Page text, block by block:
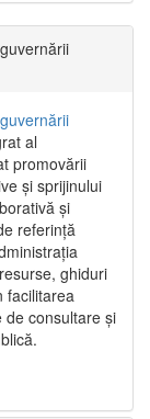
al
promovării
și sprijinului
și
referință
ghiduri
facilitarea
de consultare și